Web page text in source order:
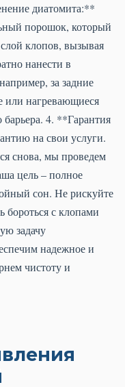
диатомита:**
порошок, который
клопов, вызывая
нанести в
за задние
нагревающиеся
барьера. 4. **Гарантия
на свои услуги.
снова, мы проведем
цель – полное
сон. Не рискуйте
бороться с клопами
задачу
надежное и
чистоту и